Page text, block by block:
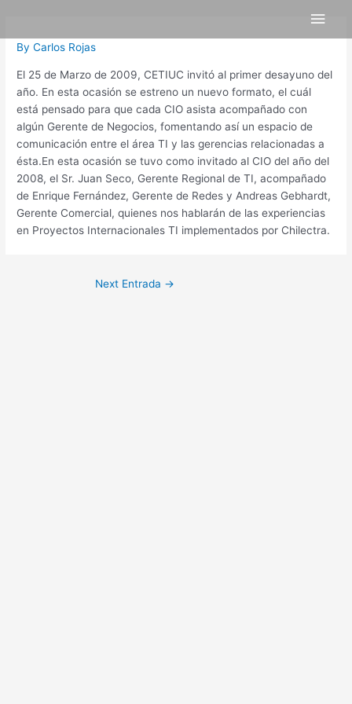
content
Main
ByCarlos Rojas
El 25 de Marzo de 2009, CETIUC invitó al primer desayuno del
año. En esta ocasión se estreno un nuevo formato, el cuál
está pensado para que cada CIO asista acompañado con
algún Gerente de Negocios, fomentando así un espacio de
comunicación entre el área TI y las gerencias relacionadas a
ésta.En esta ocasión se tuvo como invitado al CIO del año del
2008, el Sr. Juan Seco, Gerente Regional de TI, acompañado
de Enrique Fernández, Gerente de Redes y Andreas Gebhardt,
Gerente Comercial, quienes nos hablarán de las experiencias
en Proyectos Internacionales TI implementados por Chilectra.
Next Entrada →